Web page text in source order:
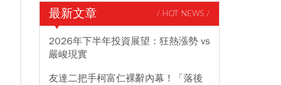
最新文章 / HOT NEWS /
2026年下半年投資展望：狂熱漲勢 vs
嚴峻現實
友達二把手柯富仁裸辭內幕！「落後